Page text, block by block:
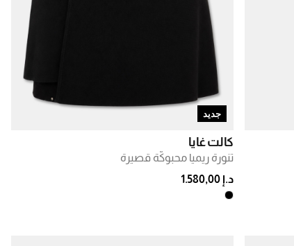
جديد
كالت غايا
تنورة ريميا محبوكّة قصيرة
د.إ 1.580,00